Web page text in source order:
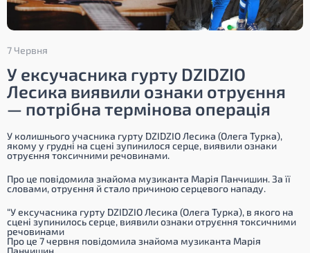
7 Червня
У ексучасника гурту DZIDZIO
Лесика виявили ознаки отруєння
— потрібна термінова операція
У колишнього учасника гурту DZIDZIO Лесика (Олега Турка),
якому у грудні на сцені зупинилося серце, виявили ознаки
отруєння токсичними речовинами.
Про це повідомила знайома музиканта Марія Панчишин. За її
словами, отруєння й стало причиною серцевого нападу.
“У ексучасника гурту DZIDZIO Лесика (Олега Турка), в якого на
сцені зупинилось серце, виявили ознаки отруєння токсичними
речовинами
Про це 7 червня повідомила знайома музиканта Марія
Панчишин.